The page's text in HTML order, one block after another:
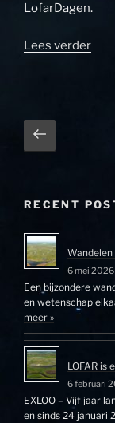
LofarDagen.
Lees verder
op
Berichten
paginering
Vorige
pagina
RECENT
6 mei 2026
Een bijzondere
en wetenschap
meer »
LOFAR is
6 februari
EXLOO – Vijf jaar
en sinds 24 januari